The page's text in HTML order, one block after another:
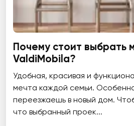
Почему стоит выбрать
ValdiMobila?
Удобная, красивая и
мечта каждой семьи.
переезжаешь в новый дом.
что выбранный проек...